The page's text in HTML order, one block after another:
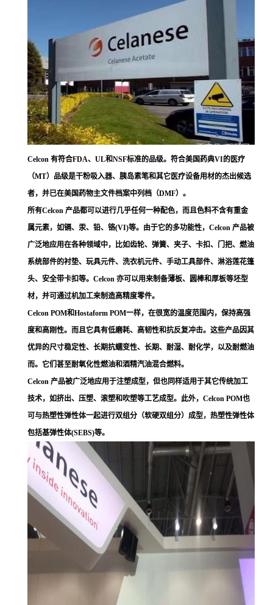
Celcon 有符合FDA、UL和NSF标准的品级。符合美国药典VI的医疗
（MT）品级是干粉吸入器、胰岛素笔和其它医疗设备用材的杰出候选
者，并已在美国药物主文件档案中列档（DMF）。
所有Celcon 产品都可以进行几乎任何一种配色，而且色料不含有重金
属元素，如镉、汞、铅、铬(VI)等。由于它的多功能性，Celcon 产品被
广泛地应用在各种领域中，比如齿轮、弹簧、夹子、卡扣、门把、燃油
系统部件的衬垫、玩具元件、洗衣机元件、手动工具部件、淋浴莲花篷
头、安全带卡扣等。Celcon 亦可以用来制备薄板、圆棒和厚板等坯型
材，并可通过机加工来制造高精度零件。
Celcon POM和Hostaform POM一样，在很宽的温度范围内，保持高强
度和高刚性。而且它具有低磨耗、高韧性和抗反复冲击。这些产品因其
优异的尺寸稳定性、长期抗蠕变性、长期、耐湿、耐化学，以及耐燃油
而。它们甚至耐氧化性燃油和酒精汽油混合燃料。
Celcon 产品被广泛地应用于注塑成型，但也同样适用于其它传统加工
技术，如挤出、压塑、滚塑和吹塑等工艺成型。此外，Celcon POM也
可与热塑性弹性体一起进行双组分（软硬双组分）成型，热塑性弹性体
包括基弹性体(SEBS)等。